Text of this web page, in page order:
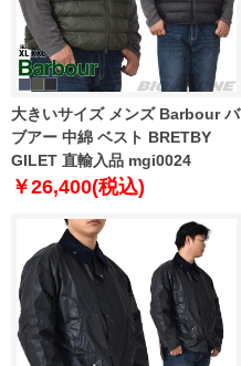
大きいサイズ メンズ Barbour バ
ブアー 中綿 ベスト BRETBY
GILET 直輸入品 mgi0024
￥26,400(税込)